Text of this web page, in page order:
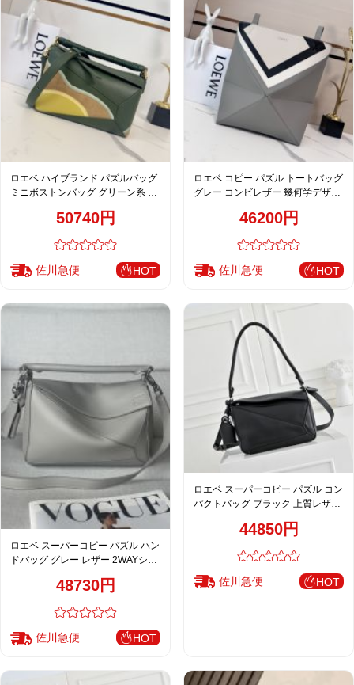
ロエベ ハイブランド パズルバッグ
ミニボストンバッグ グリーン系 レ
50740円
佐川急便 HOT
ロエベ コピー パズル トートバッグ
グレー コンビレザー 幾何学デザイ
46200円
佐川急便 HOT
ロエベ スーパーコピー パズル ハン
ドバッグ グレー レザー 2WAYショ
48730円
佐川急便 HOT
ロエベ スーパーコピー パズル コン
パクトバッグ ブラック 上質レザー
44850円
佐川急便 HOT